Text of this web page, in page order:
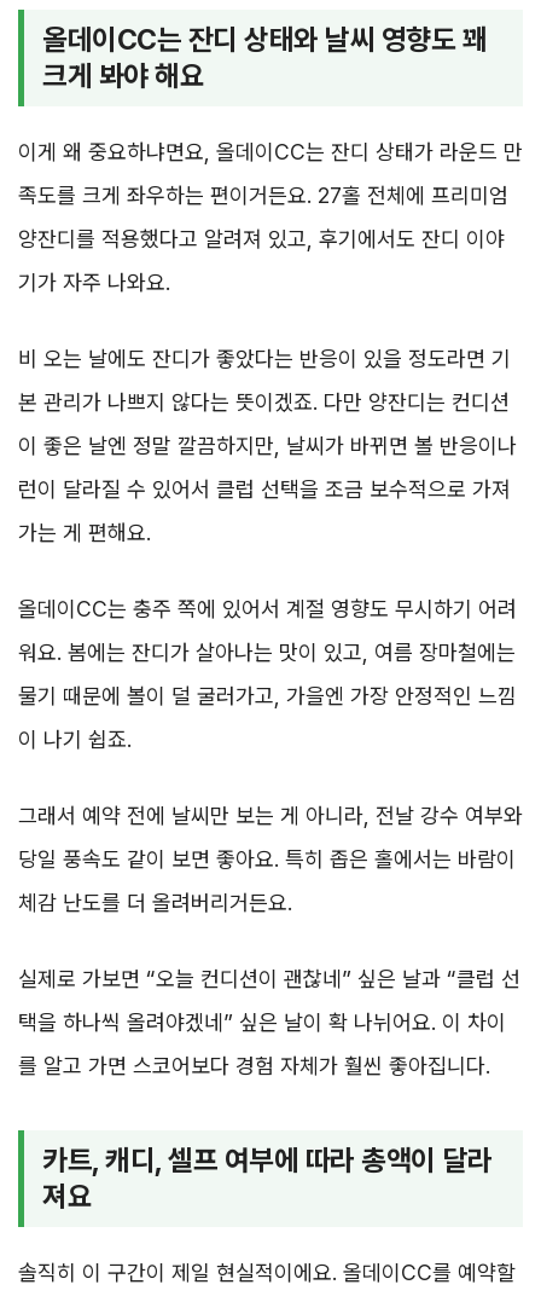
올데이CC는 잔디 상태와 날씨 영향도 꽤
크게 봐야 해요
이게 왜 중요하냐면요, 올데이CC는 잔디 상태가 라운드 만
족도를 크게 좌우하는 편이거든요. 27홀 전체에 프리미엄
양잔디를 적용했다고 알려져 있고, 후기에서도 잔디 이야
기가 자주 나와요.
비 오는 날에도 잔디가 좋았다는 반응이 있을 정도라면 기
본 관리가 나쁘지 않다는 뜻이겠죠. 다만 양잔디는 컨디션
이 좋은 날엔 정말 깔끔하지만, 날씨가 바뀌면 볼 반응이나
런이 달라질 수 있어서 클럽 선택을 조금 보수적으로 가져
가는 게 편해요.
올데이CC는 충주 쪽에 있어서 계절 영향도 무시하기 어려
워요. 봄에는 잔디가 살아나는 맛이 있고, 여름 장마철에는
물기 때문에 볼이 덜 굴러가고, 가을엔 가장 안정적인 느낌
이 나기 쉽죠.
그래서 예약 전에 날씨만 보는 게 아니라, 전날 강수 여부와
당일 풍속도 같이 보면 좋아요. 특히 좁은 홀에서는 바람이
체감 난도를 더 올려버리거든요.
실제로 가보면 “오늘 컨디션이 괜찮네” 싶은 날과 “클럽 선
택을 하나씩 올려야겠네” 싶은 날이 확 나뉘어요. 이 차이
를 알고 가면 스코어보다 경험 자체가 훨씬 좋아집니다.
카트, 캐디, 셀프 여부에 따라 총액이 달라
져요
솔직히 이 구간이 제일 현실적이에요. 올데이CC를 예약할